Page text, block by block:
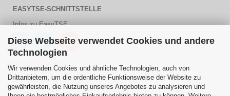
Diese Webseite verwendet Cookies und andere
Technologien
Wir verwenden Cookies und ähnliche Technologien, auch von
Drittanbietern, um die ordentliche Funktionsweise der Website zu
gewährleisten, die Nutzung unseres Angebotes zu analysieren und
EASYTSE-SCHNITTSTELLE
Infos zu EasyTSE
KUNDENSERVICE
PDF Hilfe